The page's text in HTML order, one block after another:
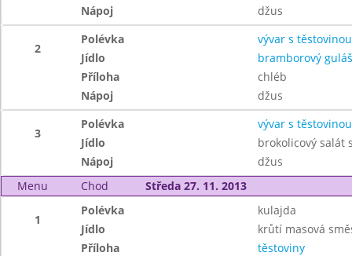
Nápoj
džus
2
Polévka
vývar s těstovinou
Jídlo
bramborový
Příloha
chléb
Nápoj
džus
3
Polévka
vývar s těstovinou
Jídlo
brokolicový salát
Nápoj
džus
Menu
Chod Středa 27. 11. 2013
1
Polévka
kulajda
Jídlo
krůtí masová
Příloha
těstoviny